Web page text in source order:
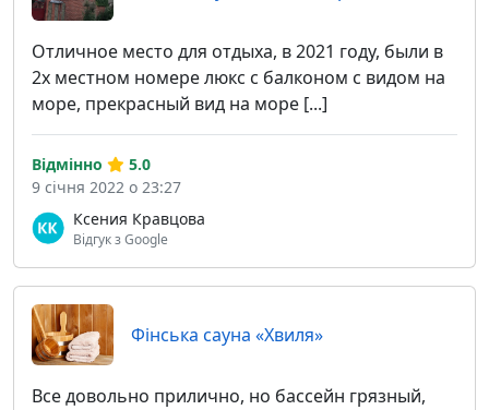
Отличное место для отдыха, в 2021 году, были в
2х местном номере люкс с балконом с видом на
море, прекрасный вид на море [...]
Ксения Кравцова
Відгук з Google
Відмінно
5.0
9 січня 2022 о 23:27
Фінська сауна «Хвиля»
Все довольно прилично, но бассейн грязный,